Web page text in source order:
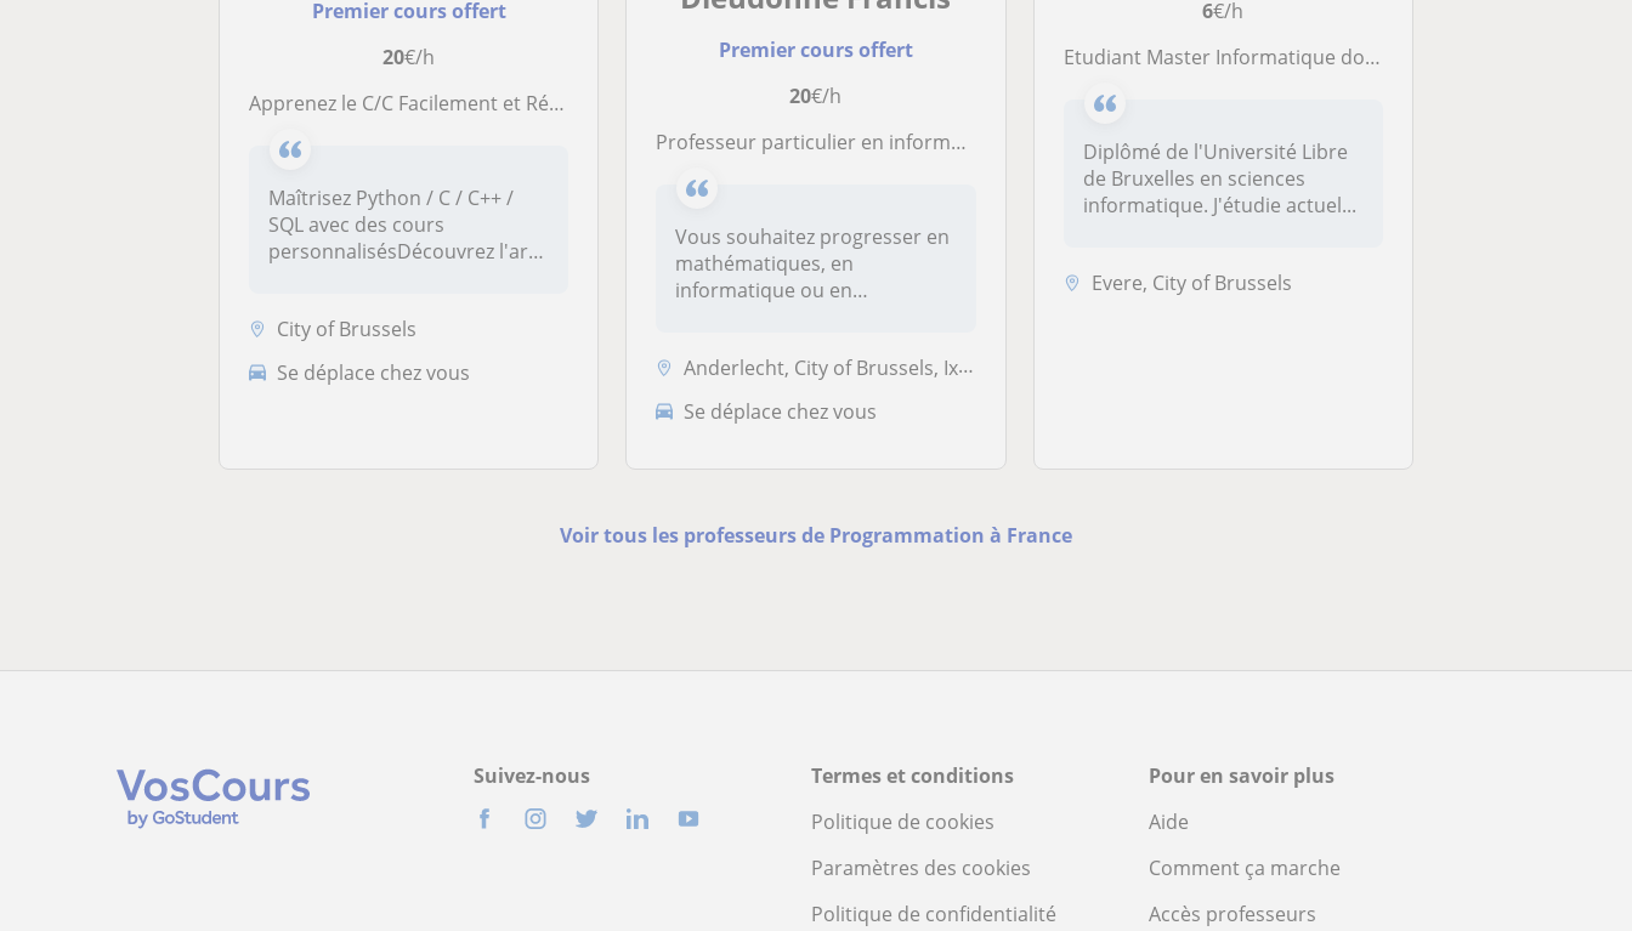
Premier cours offert
20€/h
Apprenez le C/C Facilement et Réalisez vos Premiers Projets
Maîtrisez Python / C / C++ /
SQL avec des cours
personnalisésDécouvrez l'art
City of Brussels
Se déplace chez vous
Premier cours offert
20€/h
Professeur particulier en informatique, Algorithmique, programmation, Mathématiques, Ingénieur Industrielle en informatique
Vous souhaitez progresser en
mathématiques, en
informatique ou en
Anderlecht, City of Brussels, Ixelles, Koekelberg, Saint-Josse-ten-Noo...
Se déplace chez vous
6€/h
Etudiant Master Informatique donne cours de programmation et de mathématique sur Bruxelles
Diplômé de l'Université Libre
de Bruxelles en sciences
informatique. J'étudie actuel...
Evere, City of Brussels
Voir tous les professeurs de Programmation à France
Suivez-nous
Termes et conditions
Politique de cookies
Paramètres des cookies
Politique de confidentialité
Pour en savoir plus
Aide
Comment ça marche
Accès professeurs